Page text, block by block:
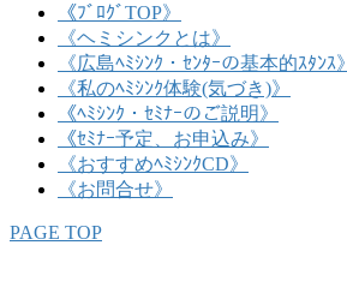
《ﾌﾞﾛｸﾞTOP》
《ヘミシンクとは》
《広島ﾍﾐｼﾝｸ・ｾﾝﾀｰの基本的ｽﾀﾝｽ》
《私のﾍﾐｼﾝｸ体験(気づき)》
《ﾍﾐｼﾝｸ・ｾﾐﾅｰのご説明》
《ｾﾐﾅｰ予定、お申込み》
《おすすめﾍﾐｼﾝｸCD》
《お問合せ》
PAGE TOP